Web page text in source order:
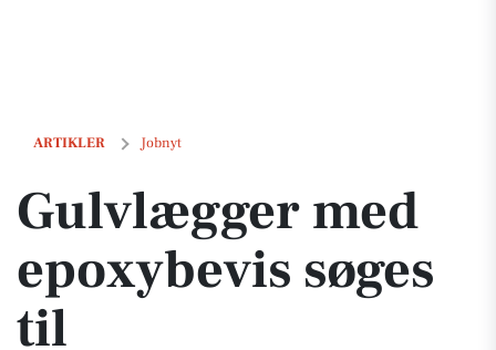
ARTIKLER Jobnyt
Gulvlægger med epoxybevis søges til kvalitetsprojekter i hele landet
Gulvlægger med
epoxybevis søges
til